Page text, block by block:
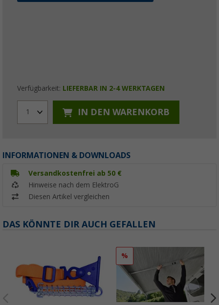
Verfügbarkeit: LIEFERBAR IN 2-4 WERKTAGEN
1 IN DEN WARENKORB
INFORMATIONEN & DOWNLOADS
Versandkostenfrei ab 50 €
Hinweise nach dem ElektroG
Diesen Artikel vergleichen
DAS KÖNNTE DIR AUCH GEFALLEN
%